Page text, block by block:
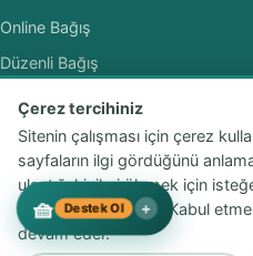
Online Bağış
Düzenli Bağış
SMS ile Bağış
Hesap Numaralarımız
Kurumsal İş Birliği
© 2026 Yeryüzü Çocukları Derneği.
Powered By DijitalPlus
2016'dan bu yana · 16 ülkede saha
Çerez tercihiniz
Sitenin çalışması için çerez
sayfaların ilgi gördüğünü
ulaştığı kişileri ölçmek için
kullanmak istiyoruz. Kabul
devam eder.
🧺 Destek Ol +